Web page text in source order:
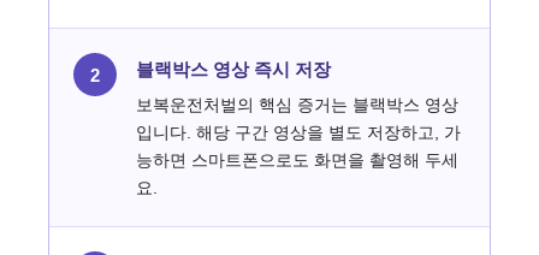
2 블랙박스 영상 즉시 저장
보복운전처벌의 핵심 증거는 블랙박스 영상
입니다. 해당 구간 영상을 별도 저장하고, 가
능하면 스마트폰으로도 화면을 촬영해 두세
요.